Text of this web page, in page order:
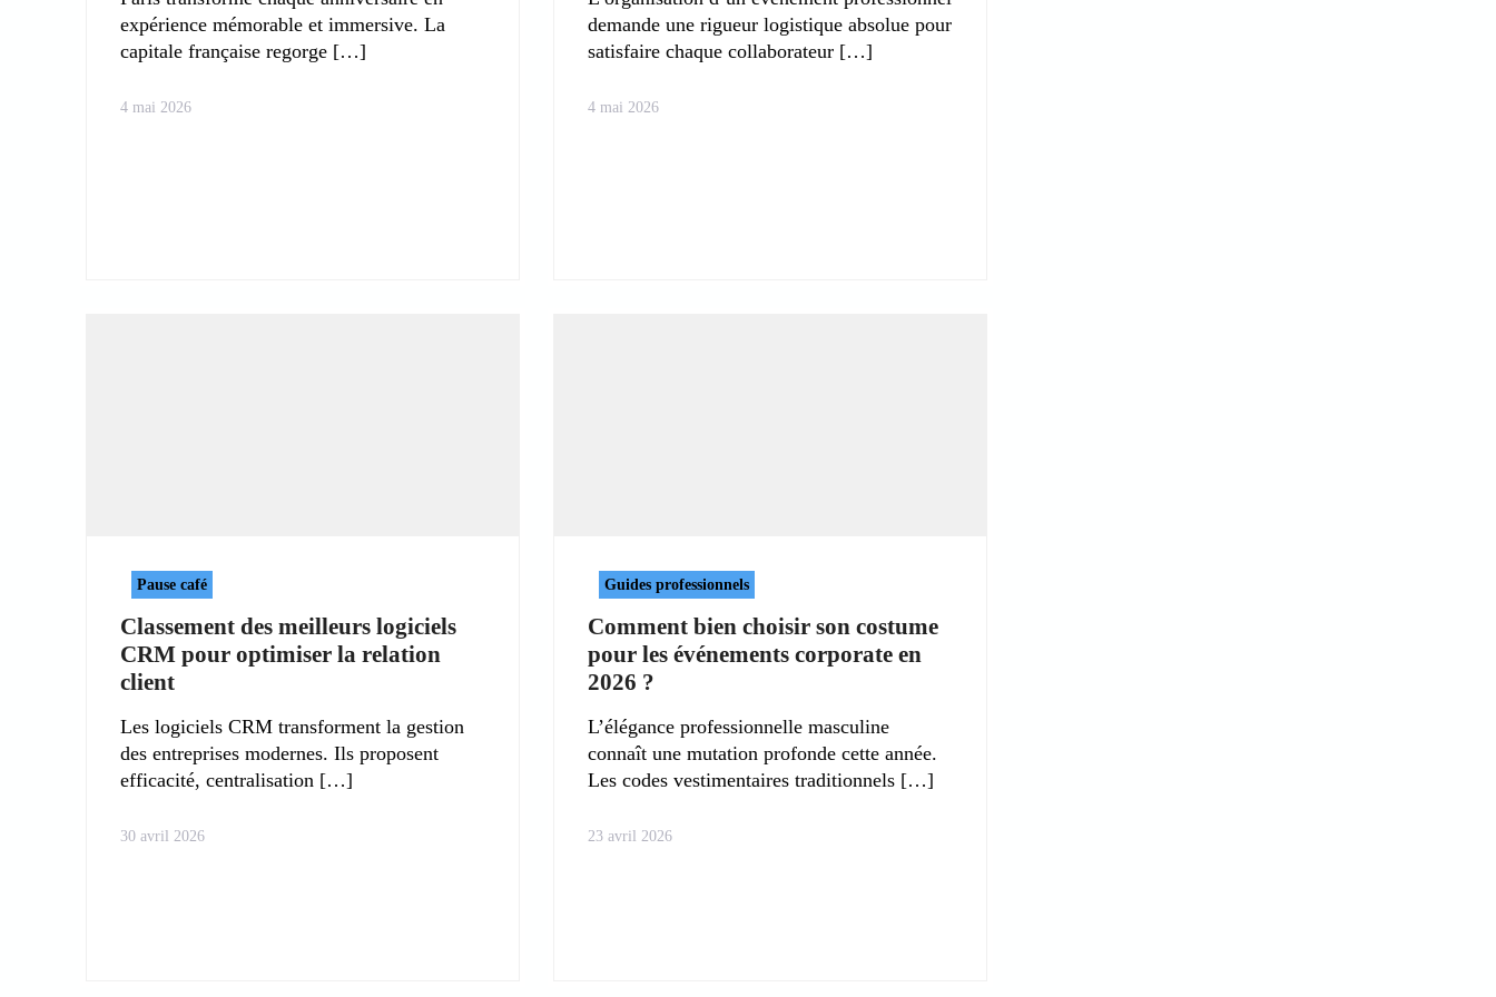
expérience mémorable et immersive. La
capitale française regorge
4 mai 2026
demande une rigueur logistique absolue pour
satisfaire chaque collaborateur
4 mai 2026
Pause café
Classement des meilleurs logiciels
CRM pour optimiser la relation
client
Les logiciels CRM transforment la gestion
des entreprises modernes. Ils proposent
efficacité, centralisation
30 avril 2026
Guides professionnels
Comment bien choisir son costume
pour les événements corporate en
2026 ?
L’élégance professionnelle masculine
connaît une mutation profonde cette année.
Les codes vestimentaires traditionnels
23 avril 2026